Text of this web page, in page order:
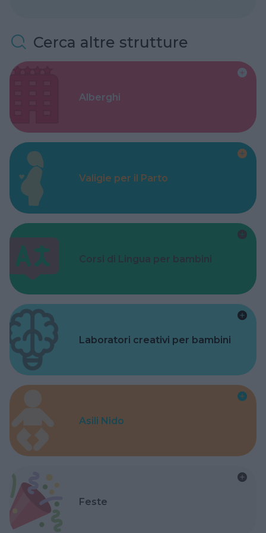
Cerca altre strutture
Alberghi
Valigie per il Parto
Corsi di Lingua per bambini
Laboratori creativi per bambini
Asili Nido
Feste